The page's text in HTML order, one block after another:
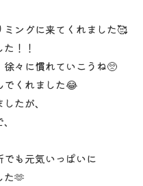
ングに来てくれました🥰
！！
々に慣れていこうね🥺
でくれました😂
たが、
も元気いっぱいに
た🫶